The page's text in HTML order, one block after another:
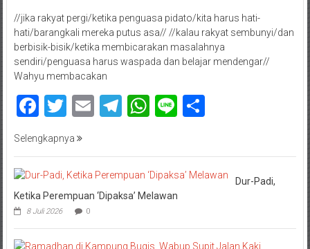
//jika rakyat pergi/ketika penguasa pidato/kita harus hati-
hati/barangkali mereka putus asa// //kalau rakyat sembunyi/dan
berbisik-bisik/ketika membicarakan masalahnya
sendiri/penguasa harus waspada dan belajar mendengar//
Wahyu membacakan
Facebook
Twitter
EmailTelegram
WhatsApp
Line
Selengkapnya
Dur-Padi,
Ketika Perempuan ‘Dipaksa’ Melawan
8 Juli 2026 0